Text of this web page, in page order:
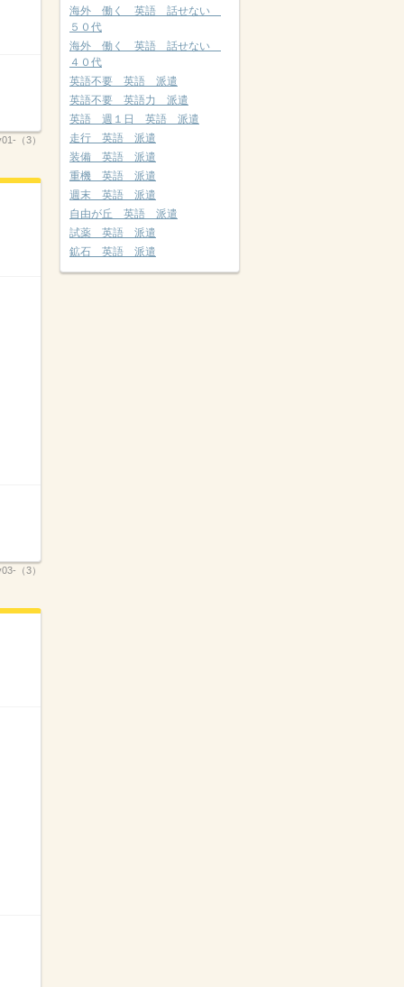
（3）
（3）
海外 働く 英語 話せない
５０代
海外 働く 英語 話せない
４０代
英語不要 英語 派遣
英語不要 英語力 派遣
英語 週１日 英語 派遣
走行 英語 派遣
装備 英語 派遣
重機 英語 派遣
週末 英語 派遣
自由が丘 英語 派遣
試薬 英語 派遣
鉱石 英語 派遣